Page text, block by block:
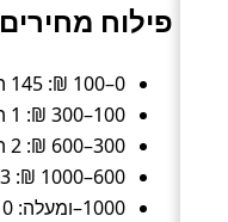
פילוח מחירים
0–100 ₪: 145 הצעות (כ־76%).
100–300 ₪: 1 הצעות (כ־1%).
300–600 ₪: 2 הצעות (כ־1%).
600–1000 ₪: 43 הצעות (כ־23%).
1000–ומעלה: 0 הצעות (כ־0%).